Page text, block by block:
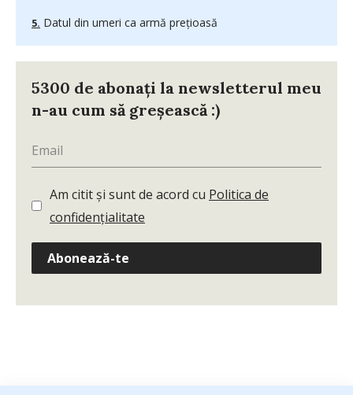
Datul din umeri ca armă prețioasă
5300 de abonați la newsletterul meu
n-au cum să greșească :)
Am citit și sunt de acord cu Politica de
confidențialitate
Abonează-te